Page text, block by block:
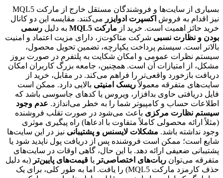
بسیاری از سایت‌ها و فروشندگان مستقل خارج از مارکت MQL5
نیز اقدام به فروش اکسپرت ادوایزر می‌کنند. مقایسه این دو کانال
خرید حائز اهمیت است. خرید از مارکت MQL5 به دلیل رسمی
بودن و نظارت نسبی شرکت متاکوت‌ز، دارای مزیت اعتماد و امنیت
بالاتر است. سیستم پرداخت یکپارچه، تضمین تحویل محصول،
سیستم نظرات عمومی و امکان شکایت به پلتفرم در صورت بروز
مشکل، از امتیازات آن است. همچنین، جامعه بزرگ کاربران امکان
دریافت بازخورد واقعی‌تر را فراهم می‌کند. در مقابل، خرید از
سایت‌های متفرقه معمولاًریسک امنیتی بالایی دارد. ممکن است
فایل دریافتی حاوی بدافزار، ویروس یا کدهای جاسوسی باشد که
اطلاعات حساب و کامپیوتر شما را به خطر می‌اندازد. عدم وجود
سیستم نظارت مرکزی باعث می‌شود در صورت تقلب فروشنده
(مثلاً ارائه محصولی کاملاً متفاوت با ادعاها) راه پیگیری موثری
وجود نداشته باشد. مشکلات لایسنس و پشتیبانی نیز در این سایت‌ها
شایع است؛ ممکن است فروشنده پس از دریافت پول ناپدید شود یا
پشتیبانی ضعیفی ارائه دهد. با این حال، گاهی اوقات در سایت‌های
متفرقه می‌توان ربات‌های اختصاصی‌تر یا قیمت‌های پایین‌تر (به دلیل
حذف کارمزد مارکت MQL5) را یافت. اما به طور کلی، برای یک